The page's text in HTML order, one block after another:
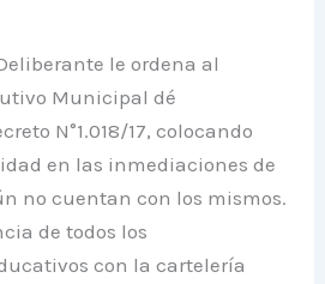
le ordena al
Municipal dé
N°1.018/17, colocando
en las inmediaciones de
no cuentan con los mismos.
de todos los
con la cartelería